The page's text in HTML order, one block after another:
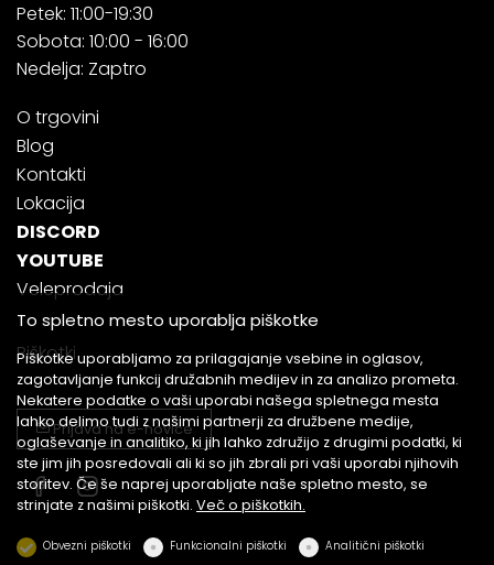
Petek: 11:00-19:30
Sobota: 10:00 - 16:00
Nedelja: Zaptro
O trgovini
Blog
Kontakti
Lokacija
DISCORD
YOUTUBE
Veleprodaja
Piškotki
Prijava na e-novice
To spletno mesto uporablja piškotke
Piškotke uporabljamo za prilagajanje vsebine in oglasov,
zagotavljanje funkcij družabnih medijev in za analizo prometa.
Nekatere podatke o vaši uporabi našega spletnega mesta
lahko delimo tudi z našimi partnerji za družbene medije,
oglaševanje in analitiko, ki jih lahko združijo z drugimi podatki, ki
ste jim jih posredovali ali ki so jih zbrali pri vaši uporabi njihovih
storitev. Če še naprej uporabljate naše spletno mesto, se
strinjate z našimi piškotki. Več o piškotkih.
Obvezni piškotki Funkcionalni piškotki Analitični piškotki